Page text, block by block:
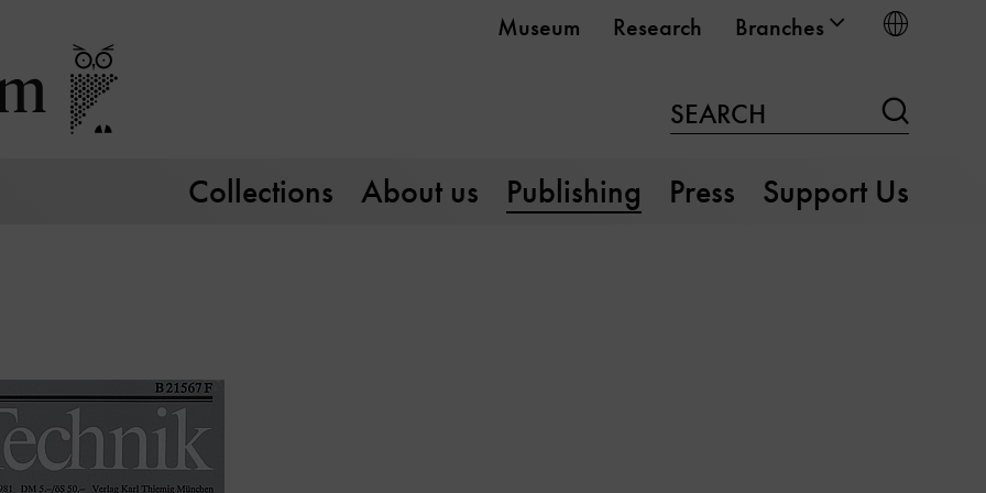
Museum Research Branches
SEARCH
Collections About us Publishing Press Support Us